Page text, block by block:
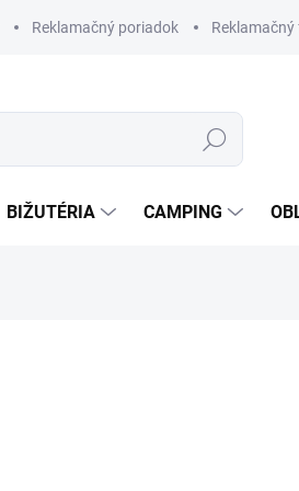
Reklamačný poriadok
Hľadať
BIŽUTÉRIA CAMPING